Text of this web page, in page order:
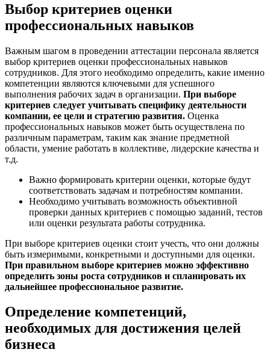
Выбор критериев оценки
профессиональных навыков
Важным шагом в проведении аттестации персонала является
выбор критериев оценки профессиональных навыков
сотрудников. Для этого необходимо определить, какие именно
компетенции являются ключевыми для успешного
выполнения рабочих задач в организации. При выборе
критериев следует учитывать специфику деятельности
компании, ее цели и стратегию развития. Оценка
профессиональных навыков может быть осуществлена по
различным параметрам, таким как знание предметной
области, умение работать в коллективе, лидерские качества и
т.д.
Важно формировать критерии оценки, которые будут
соответствовать задачам и потребностям компании.
Необходимо учитывать возможность объективной
проверки данных критериев с помощью заданий, тестов
или оценки результата работы сотрудника.
При выборе критериев оценки стоит учесть, что они должны
быть измеримыми, конкретными и доступными для оценки.
При правильном выборе критериев можно эффективно
определить зоны роста сотрудников и спланировать их
дальнейшее профессиональное развитие.
Определение компетенций,
необходимых для достижения целей
бизнеса